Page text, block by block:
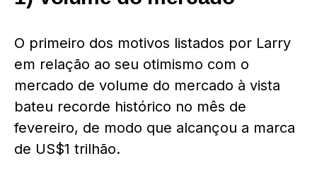
O primeiro dos motivos listados por Larry
em relação ao seu otimismo com o
mercado de volume do mercado à vista
bateu recorde histórico no mês de
fevereiro, de modo que alcançou a marca
de US$1 trilhão.